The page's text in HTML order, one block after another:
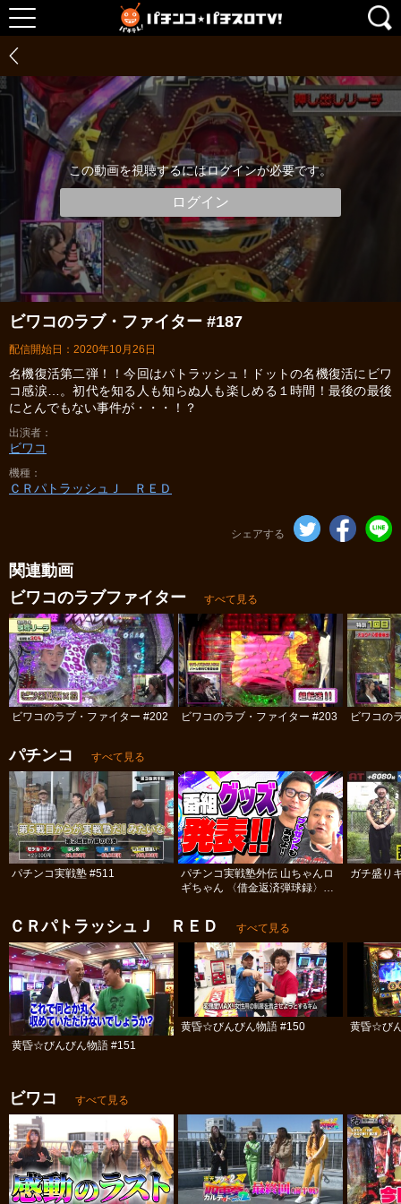
この動画を視聴するにはログインが必要です。
ログイン
ビワコのラブ・ファイター #187
配信開始日：2020年10月26日
名機復活第二弾！！今回はパトラッシュ！ドットの名機復活にビワ
コ感涙…。初代を知る人も知らぬ人も楽しめる１時間！最後の最後
にとんでもない事件が・・・！？
出演者
ビワコ
機種
ＣＲパトラッシュＪ ＲＥＤ
シェアする
関連動画
ビワコのラブファイター
すべて見る
ビワコのラブ・ファイター #202 ビワコのラブ・ファイター #203 ビワコの
パチンコ すべて見る
パチンコ実戦塾 #511
パチンコ実戦塾外伝 山ちゃんロ
ギちゃん 〈借金返済弾球録〉
ガチ盛り
ＣＲパトラッシュＪ ＲＥＤ すべて見る
黄昏☆びんびん物語 #151
黄昏☆びんびん物語 #150 黄昏☆び
ビワコ すべて見る